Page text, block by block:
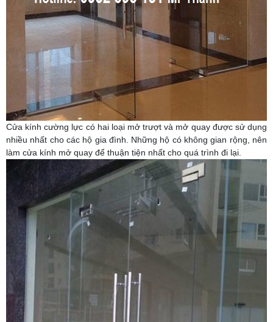
Cửa kính cường lực có hai loại mở trượt và mở quay được sử dụng
nhiều nhất cho các hộ gia đình. Những hộ có không gian rộng, nên
làm cửa kính mở quay để thuận tiện nhất cho quá trình đi lại.